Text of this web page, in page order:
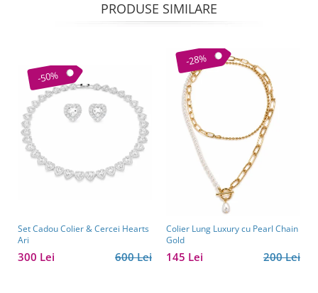
PRODUSE SIMILARE
-50%
Set Cadou Colier & Cercei Hearts
Ari
600 Lei
300 Lei
-28%
Colier Lung Luxury cu Pearl Chain
Gold
200 Lei
145 Lei